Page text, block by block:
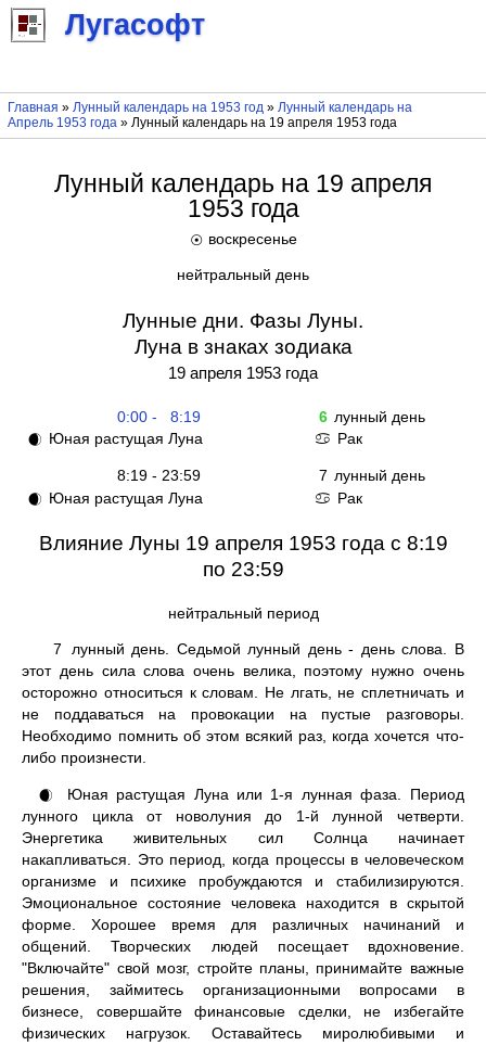
Лугасофт
Главная » Лунный календарь на 1953 год» Лунный календарь на
Апрель 1953 года» Лунный календарь на 19 апреля 1953 года
Лунный календарь на 19 апреля
1953 года
☉ воскресенье
нейтральный день
Лунные дни. Фазы Луны.
Луна в знаках зодиака
19 апреля 1953 года
0:00 - 8:19 6 лунный день
🌒 Юная растущая Луна ♋ Рак
8:19 - 23:59 7 лунный день
🌒 Юная растущая Луна ♋ Рак
Влияние Луны 19 апреля 1953 года с 8:19
по 23:59
нейтральный период
7
лунный день. Седьмой лунный день - день слова. В
этот день сила слова очень велика, поэтому нужно очень
осторожно относиться к словам. Не лгать, не сплетничать и
не поддаваться на провокации на пустые разговоры.
Необходимо помнить об этом всякий раз, когда хочется что-
либо произнести.
🌒
Юная растущая Луна или 1-я лунная фаза. Период
лунного цикла от новолуния до 1-й лунной четверти.
Энергетика живительных сил Солнца начинает
накапливаться. Это период, когда процессы в человеческом
организме и психике пробуждаются и стабилизируются.
Эмоциональное состояние человека находится в скрытой
форме. Хорошее время для различных начинаний и
общений. Творческих людей посещает вдохновение.
"Включайте" свой мозг, стройте планы, принимайте важные
решения, займитесь организационными вопросами в
бизнесе, совершайте финансовые сделки, не избегайте
физических нагрузок. Оставайтесь миролюбивыми и